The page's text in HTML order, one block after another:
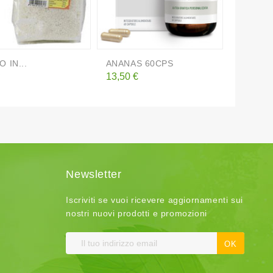
IN... ANANAS 60CPS
Prezzo
13,50 €
Newsletter
Iscriviti se vuoi ricevere aggiornamenti sui
nostri nuovi prodotti e promozioni